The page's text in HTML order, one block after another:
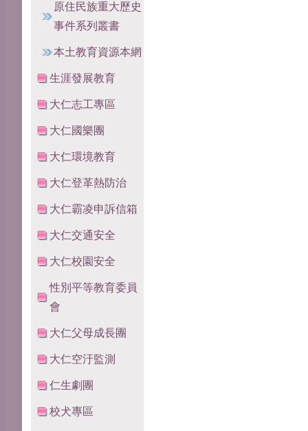
原住民族重大歷史
事件系列叢書
本土教育資源本網
生涯發展教育
大仁志工專區
大仁國樂團
大仁環境教育
大仁登革熱防治
大仁霸凌申訴信箱
大仁交通安全
大仁校園安全
性別平等教育委員
會
大仁父母成長團
大仁空汙監測
仁生劇團
校犬專區